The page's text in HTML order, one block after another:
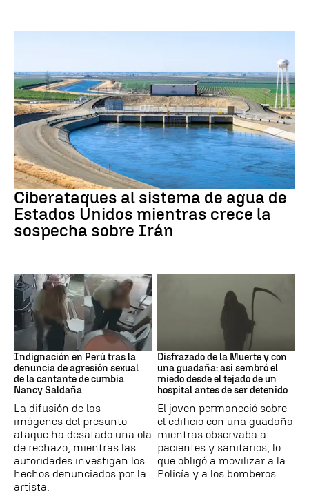
Guerra Irán
Ciberataques al sistema de agua de
Estados Unidos mientras crece la
sospecha sobre Irán
Indignación en Perú tras la
denuncia de agresión sexual
de la cantante de cumbia
Nancy Saldaña
La difusión de las
imágenes del presunto
ataque ha desatado una ola
de rechazo, mientras las
autoridades investigan los
hechos denunciados por la
artista.
Disfrazado de la Muerte y con
una guadaña: así sembró el
miedo desde el tejado de un
hospital antes de ser detenido
El joven permaneció sobre
el edificio con una guadaña
mientras observaba a
pacientes y sanitarios, lo
que obligó a movilizar a la
Policía y a los bomberos.